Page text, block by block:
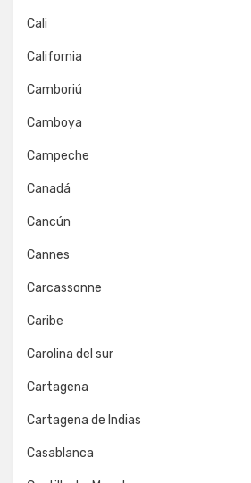
Cali
California
Camboriú
Camboya
Campeche
Canadá
Cancún
Cannes
Carcassonne
Caribe
Carolina del sur
Cartagena
Cartagena de Indias
Casablanca